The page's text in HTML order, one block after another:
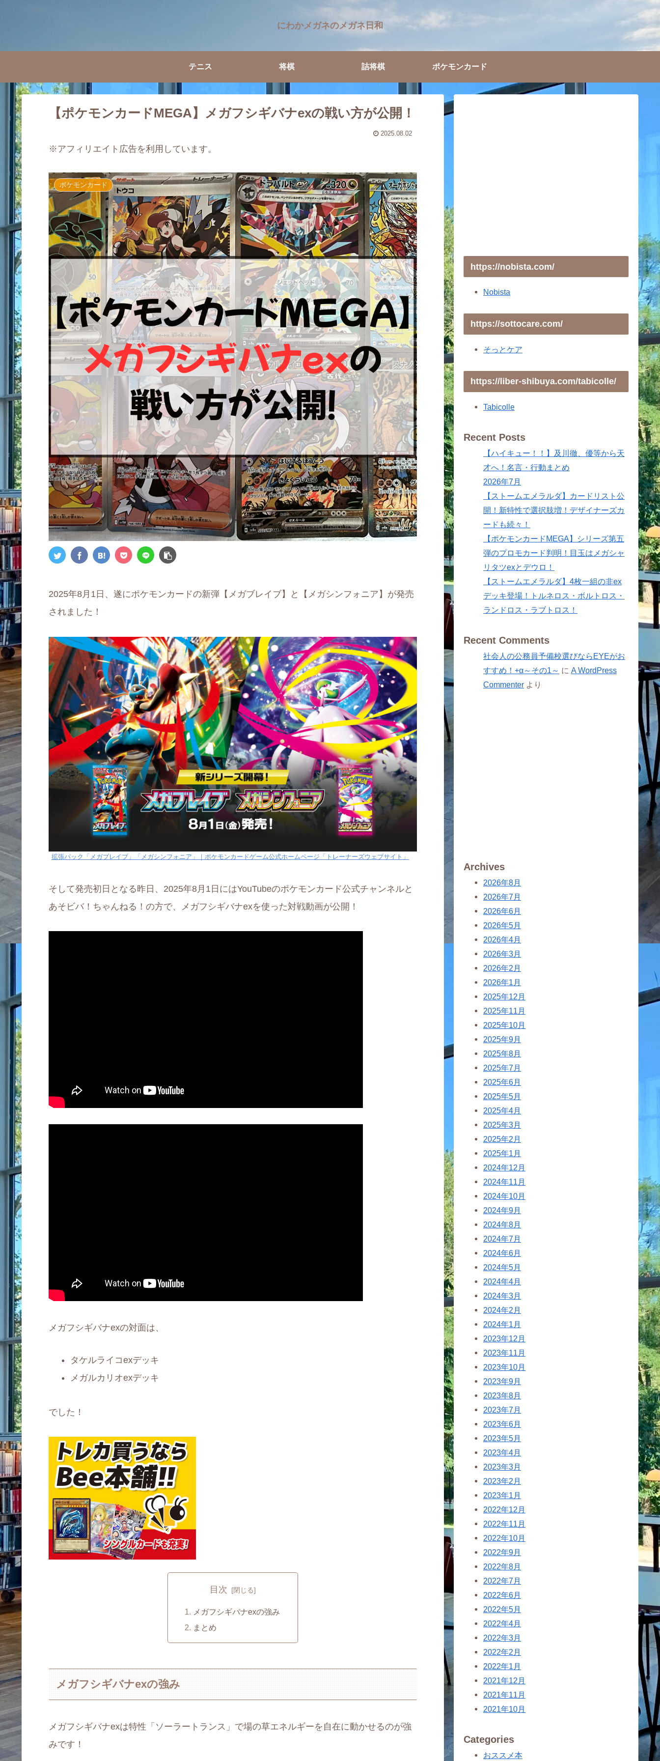
にわかメガネのメガネ日和
テニス 将棋 詰将棋 ポケモンカード
【ポケモンカードMEGA】メガフシギバナexの戦い方が公開！
2025.08.02
※アフィリエイト広告を利用しています。
ポケモンカード
2025年8月1日、遂にポケモンカードの新弾【メガブレイブ】と【メガシンフォニア】が発売
されました！
拡張パック「メガブレイブ」「メガシンフォニア」｜ポケモンカードゲーム公式ホームページ「トレーナーズウェブサイト」
そして発売初日となる昨日、2025年8月1日にはYouTubeのポケモンカード公式チャンネルと
あそビバ！ちゃんねる！の方で、メガフシギバナexを使った対戦動画が公開！
メガフシギバナexの対面は、
タケルライコexデッキ
メガルカリオexデッキ
でした！
目次
メガフシギバナexの強み
まとめ
メガフシギバナexの強み
メガフシギバナexは特性「ソーラートランス」で場の草エネルギーを自在に動かせるのが強
みです！
https://nobista.com/
Nobista
https://sottocare.com/
そっとケア
https://liber-shibuya.com/tabicolle/
Tabicolle
Recent Posts
【ハイキュー！！】及川徹、優等から天
才へ！名言・行動まとめ
2026年7月
【ストームエメラルダ】カードリスト公
開！新特性で選択肢増！デザイナーズカ
ードも続々！
【ポケモンカードMEGA】シリーズ第五
弾のプロモカード判明！目玉はメガシャ
リタツexとデウロ！
【ストームエメラルダ】4枚一組の非ex
デッキ登場！トルネロス・ボルトロス・
ランドロス・ラブトロス！
Recent Comments
社会人の公務員予備校選びならEYEがお
すすめ！+α～その1～ に A WordPress
Commenter より
Archives
2026年8月
2026年7月
2026年6月
2026年5月
2026年4月
2026年3月
2026年2月
2026年1月
2025年12月
2025年11月
2025年10月
2025年9月
2025年8月
2025年7月
2025年6月
2025年5月
2025年4月
2025年3月
2025年2月
2025年1月
2024年12月
2024年11月
2024年10月
2024年9月
2024年8月
2024年7月
2024年6月
2024年5月
2024年4月
2024年3月
2024年2月
2024年1月
2023年12月
2023年11月
2023年10月
2023年9月
2023年8月
2023年7月
2023年6月
2023年5月
2023年4月
2023年3月
2023年2月
2023年1月
2022年12月
2022年11月
2022年10月
2022年9月
2022年8月
2022年7月
2022年6月
2022年5月
2022年4月
2022年3月
2022年2月
2022年1月
2021年12月
2021年11月
2021年10月
Categories
おススメ本